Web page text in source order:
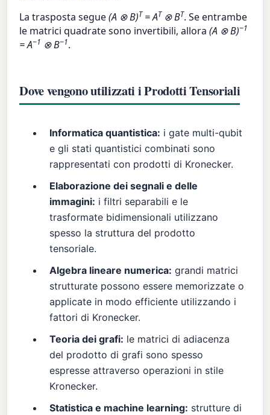
La trasposta segue(A ⊗ B)T = AT ⊗ BT. Se entrambe
le matrici quadrate sono invertibili, allora(A ⊗ B)−1
= A−1 ⊗ B−1.
Dove vengono utilizzati i Prodotti Tensoriali
Informatica quantistica: i gate multi-qubit
e gli stati quantistici combinati sono
rappresentati con prodotti di Kronecker.
Elaborazione dei segnali e delle
immagini: i filtri separabili e le
trasformate bidimensionali utilizzano
spesso la struttura del prodotto
tensoriale.
Algebra lineare numerica: grandi matrici
strutturate possono essere memorizzate o
applicate in modo efficiente utilizzando i
fattori di Kronecker.
Teoria dei grafi: le matrici di adiacenza
del prodotto di grafi sono spesso
espresse attraverso operazioni in stile
Kronecker.
Statistica e machine learning: strutture di